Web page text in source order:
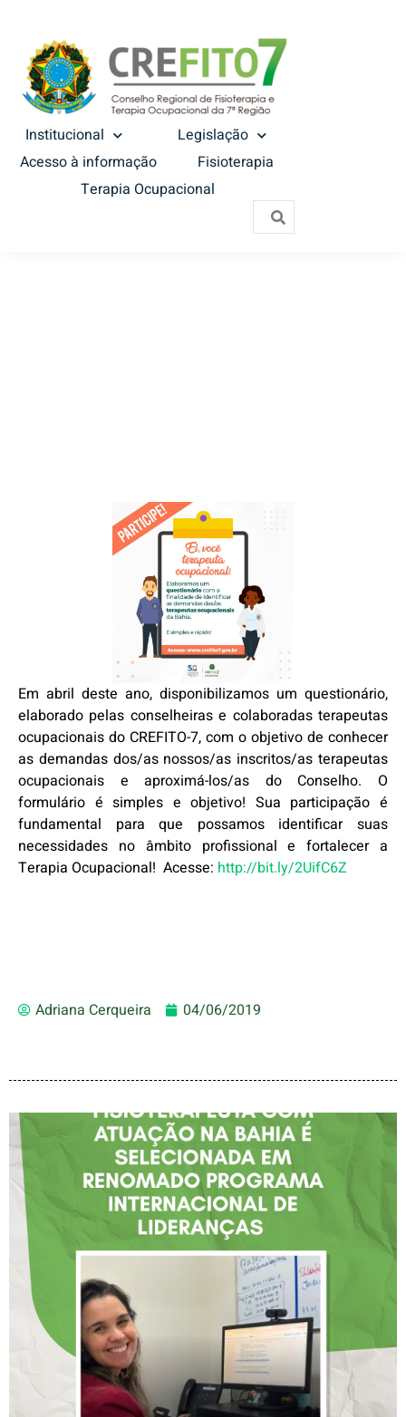
Institucional
Legislação
Acesso à informação
Fisioterapia
Terapia Ocupacional
Em abril deste ano, disponibilizamos um questionário,
elaborado pelas conselheiras e colaboradas terapeutas
ocupacionais do CREFITO-7, com o objetivo de conhecer
as demandas dos/as nossos/as inscritos/as terapeutas
ocupacionais e aproximá-los/as do Conselho. O
formulário é simples e objetivo! Sua participação é
fundamental para que possamos identificar suas
necessidades no âmbito profissional e fortalecer a
Terapia Ocupacional! Acesse: http://bit.ly/2UifC6Z
Adriana Cerqueira 04/06/2019
FISIOTERAPEUTA COM
ATUAÇÃO NA BAHIA É
SELECIONADA EM
RENOMADO PROGRAMA
INTERNACIONAL DE
LIDERANÇAS